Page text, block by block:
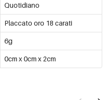
Quotidiano
Placcato oro 18 carati
6g
0cm x 0cm x 2cm